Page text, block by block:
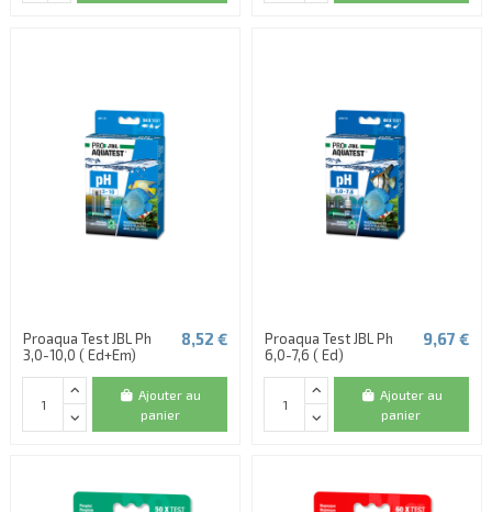
(1 avis)
Proaqua Test JBL Ph
3,0-10,0 ( Ed+Em)
8,52 €
Ajouter au
panier
Proaqua Test JBL Ph
6,0-7,6 ( Ed)
9,67 €
Ajouter au
panier